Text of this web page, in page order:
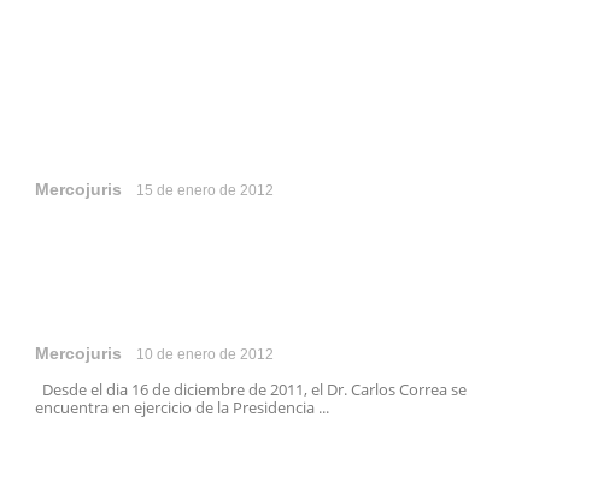
Mercojuris 15 de enero de 2012
Mercojuris 10 de enero de 2012
Desde el dia 16 de diciembre de 2011, el Dr. Carlos Correa se
encuentra en ejercicio de la Presidencia ...